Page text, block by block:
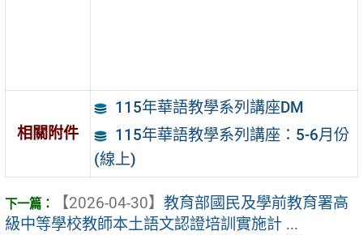
相關附件
115年華語教學系列講座DM
115年華語教學系列講座：5-6月份
(線上)
【2026-04-30】 教育部國民及學前教育署高
級中等學校教師本土語文認證培訓實施計 ...